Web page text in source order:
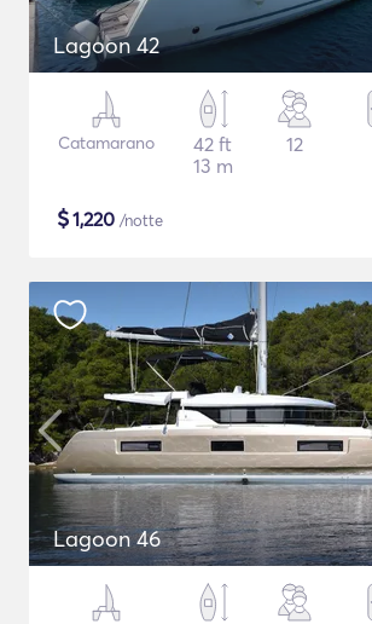
Lagoon 42
Catamarano
42 ft
13 m
12
$1,220 /notte
Lagoon 46